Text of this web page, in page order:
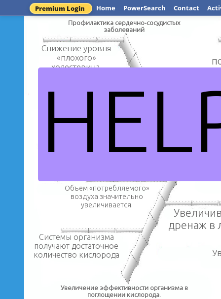
Premium Login Home PowerSearch Contact
Профилактика сердечно-сосудистых
заболеваний
Снижение уровня
«плохого»
холестерина.
Увеличивается
Увеличение эффективности организма в
поглощении кислорода.
Объем «потребляемого»
воздуха значительно
увеличивается.
дренаж в
Системы организма
получают достаточное
количество кислорода
Влияние аэробики